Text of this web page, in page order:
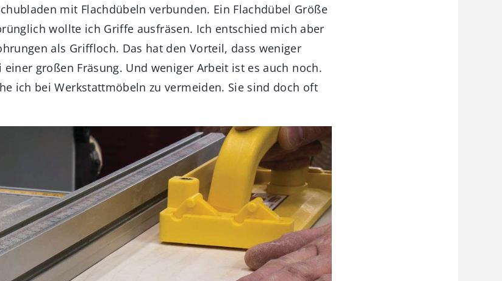
mit Flachdübeln verbunden. Ein Flachdübel Größe
wollte ich Griffe ausfräsen. Ich entschied mich aber
als Griffloch. Das hat den Vorteil, dass weniger
großen Fräsung. Und weniger Arbeit ist es auch noch.
ich bei Werkstattmöbeln zu vermeiden. Sie sind doch oft